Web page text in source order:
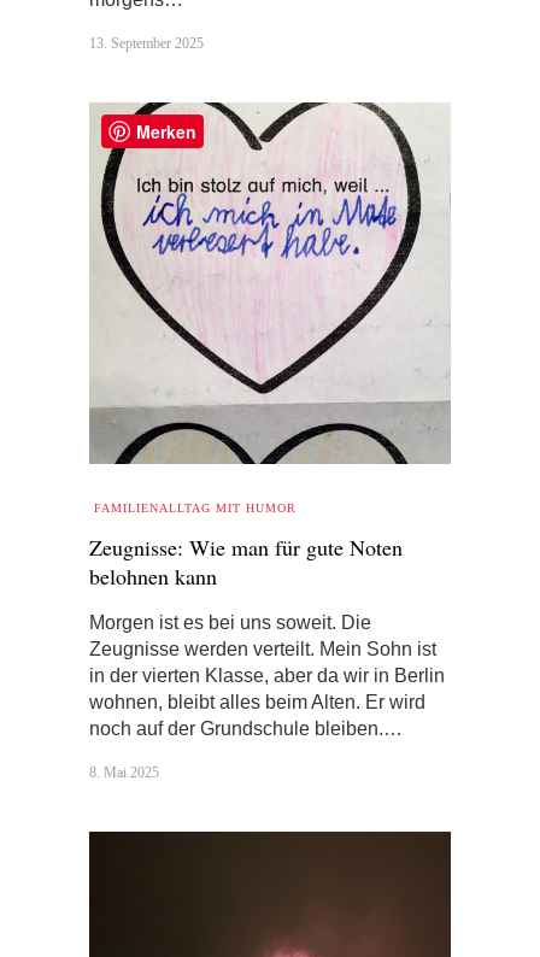
13. September 2025
FAMILIENALLTAG MIT HUMOR
Zeugnisse: Wie man für gute Noten
belohnen kann
Morgen ist es bei uns soweit. Die
Zeugnisse werden verteilt. Mein Sohn ist
in der vierten Klasse, aber da wir in Berlin
wohnen, bleibt alles beim Alten. Er wird
noch auf der Grundschule bleiben.…
8. Mai 2025
Merken